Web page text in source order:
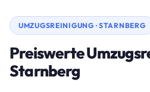
UMZUGSREINIGUNG · STARNBERG
Preiswerte
Starnberg